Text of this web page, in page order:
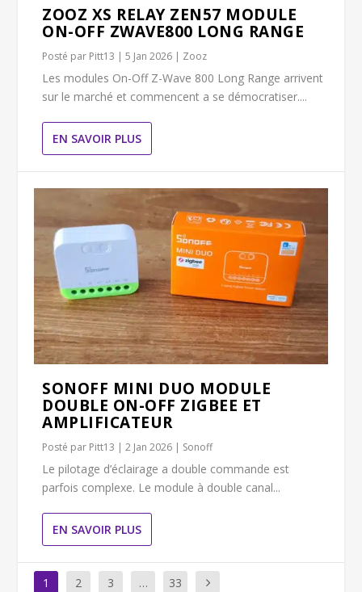
ZOOZ XS RELAY ZEN57 MODULE
ON-OFF ZWAVE800 LONG RANGE
Posté par Pitt13 |5 Jan 2026 Zooz
Les modules On-Off Z-Wave 800 Long Range arrivent
sur le marché et commencent a se démocratiser....
EN SAVOIR PLUS
SONOFF MINI DUO MODULE
DOUBLE ON-OFF ZIGBEE ET
AMPLIFICATEUR
Posté par Pitt13 |2 Jan 2026 | Sonoff
Le pilotage d’éclairage a double commande est
parfois complexe. Le module à double canal...
EN SAVOIR PLUS
1 2 3 … 33